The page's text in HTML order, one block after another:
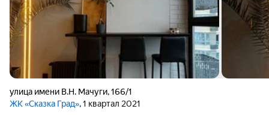
улица имени В.Н. Мачуги,166/1
ЖК «Сказка Град», 1 квартал 2021